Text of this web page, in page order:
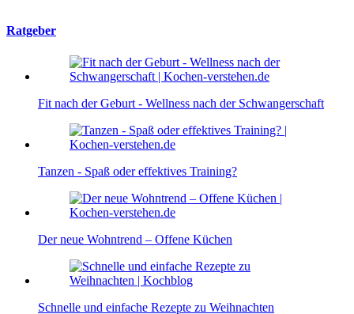
Ratgeber
Fit nach der Geburt - Wellness nach der Schwangerschaft
Tanzen - Spaß oder effektives Training?
Der neue Wohntrend – Offene Küchen
Schnelle und einfache Rezepte zu Weihnachten